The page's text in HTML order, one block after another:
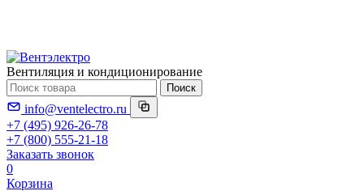
Вентиляция и кондиционирование
Поиск
info@ventelectro.ru
+7 (495) 926-26-78
+7 (800) 555-21-18
Заказать звонок
0
Корзина